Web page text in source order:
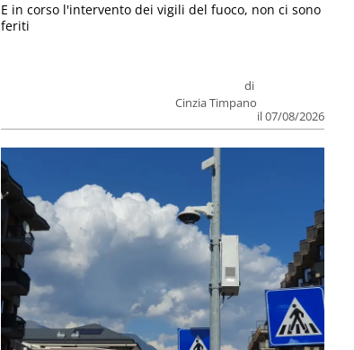
di
Cinzia Timpano
il 07/08/2026
E in corso l'intervento dei vigili del fuoco, non ci sono
feriti